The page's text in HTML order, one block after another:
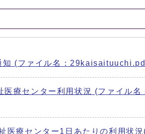
知 (ファイル名：
医療センター利用状況 (ファイル
医療センター1日あたりの利用状況